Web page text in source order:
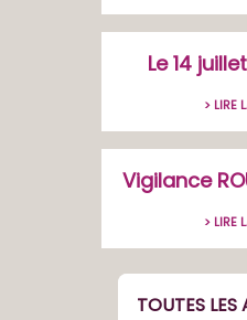
Le 14
> LIRE
Vigilance
> LIRE
TOUTES LES